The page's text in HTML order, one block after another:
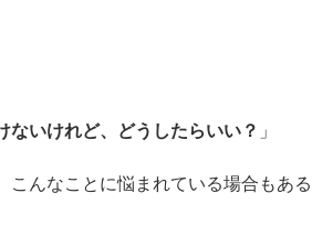
ないけれど、どうしたらいい？ 」
んなことに悩まれている場合もある